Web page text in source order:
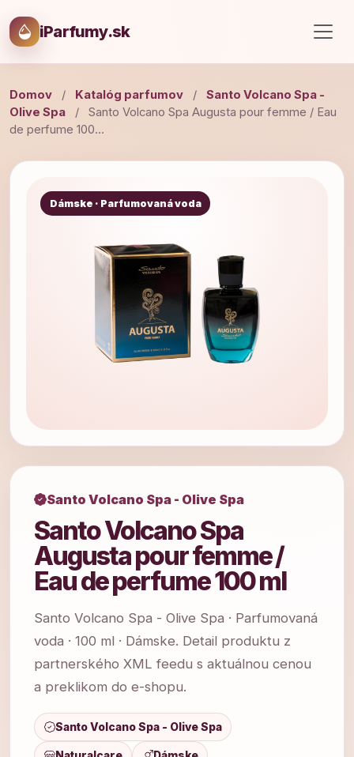
iParfumy.sk
Domov / Katalóg parfumov /
Santo Volcano Spa -
Olive Spa
/
Santo Volcano Spa Augusta pour femme / Eau
de perfume 100…
Dámske · Parfumovaná voda
Santo Volcano Spa - Olive Spa
Santo Volcano Spa
Augusta pour femme /
Eau de perfume 100 ml
Santo Volcano Spa - Olive Spa · Parfumovaná
voda · 100 ml · Dámske. Detail produktu z
partnerského XML feedu s aktuálnou cenou
a preklikom do e-shopu.
Santo Volcano Spa - Olive Spa